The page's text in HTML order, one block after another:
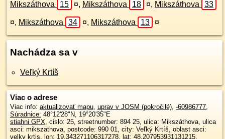
Mikszáthova 15 ¤, Mikszáthova 18 ¤, Mikszáthova 33
¤, Mikszáthova 34 ¤, Mikszáthova 13 ¤
Nachádza sa v
Veľký Krtíš
Viac o adrese
Viac info: aktualizovať mapu, uprav v JOSM (pokročilé), -60986777,
Súradnice: 48°12'28"N, 19°20'35"E
stiahni GPX, cislo: 25, streetnumber: 894 25, ulica: Mikszáthova, ulica
asci: mikszathova, postcode: 990 01, city: Veľký Krtíš, oblast asci:
velky krtis, lon: 19.343271106317278, lat: 48.207953931131215,